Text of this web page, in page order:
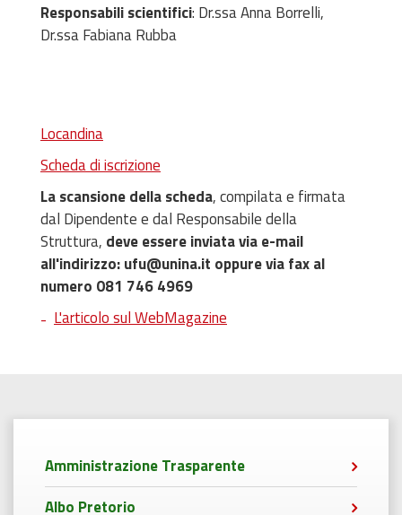
Responsabili scientifici: Dr.ssa Anna Borrelli,
Dr.ssa Fabiana Rubba
Locandina
Scheda di iscrizione
La scansione della scheda, compilata e firmata
dal Dipendente e dal Responsabile della
Struttura, deve essere inviata via e-mail
all'indirizzo: ufu@unina.it oppure via fax al
numero 081 746 4969
L'articolo sul WebMagazine
Amministrazione Trasparente
Albo Pretorio